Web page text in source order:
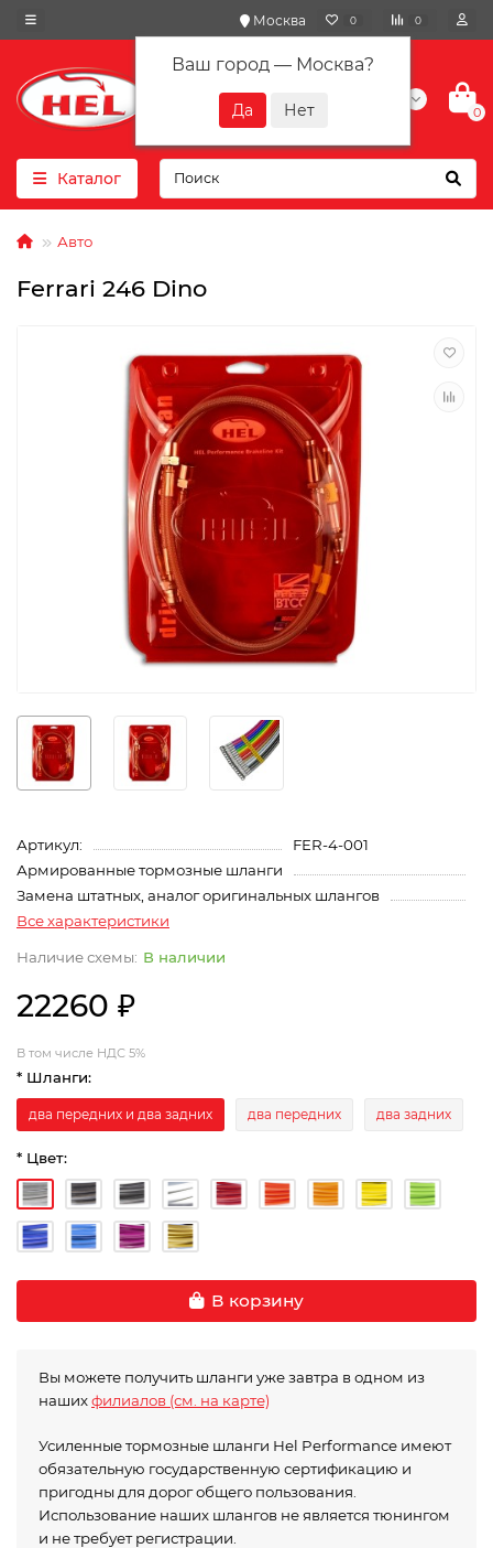
Москва
Ваш город — Москва?
0 0
+7(901) 417-10-01
0
Каталог
Авто
Ferrari 246 Dino
Артикул:
FER-4-001
Армированные тормозные шланги
Замена штатных, аналог оригинальных шлангов
Все характеристики
В наличии
22260 ₽
В том числе НДС 5%
* Шланги:
два передних и два задних два передних два задних
* Цвет:
В корзину
Вы можете получить шланги уже завтра в одном из
нашихфилиалов (см. на карте)
Усиленные тормозные шланги Hel Performance имеют
обязательную государственную сертификацию и
пригодны для дорог общего пользования.
Использование наших шлангов не является тюнингом
и не требует регистрации.